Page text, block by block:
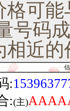
格可
号码
相近的
:
:(主)